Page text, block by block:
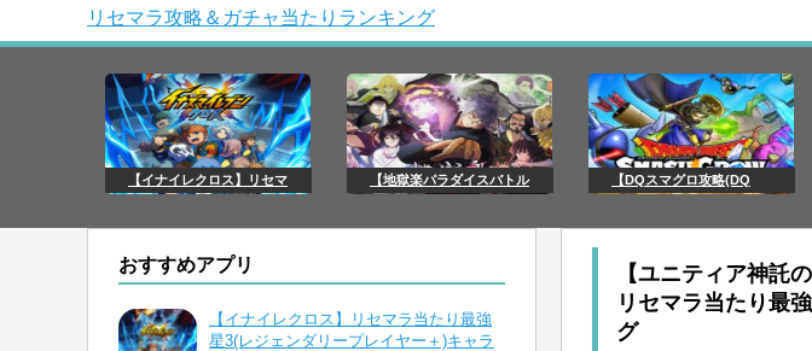
リセマラ攻略＆ガチャ当たりランキング
【イナイレクロス】リセマ 【地獄楽パラダイスバトル 【DQスマグロ攻略(DQ
おすすめアプリ
【イナイレクロス】リセマラ当たり最強
星3(レジェンダリープレイヤー＋)キャラ
【ユニティア神託
リセマラ当たり最
グ